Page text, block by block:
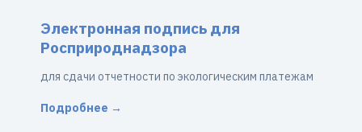
Электронная подпись для
Росприроднадзора
для сдачи отчетности по экологическим платежам
Подробнее →